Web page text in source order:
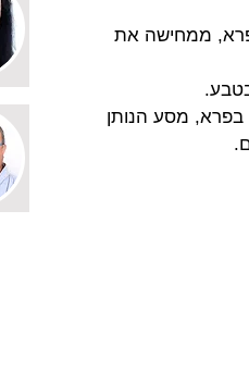
ממחישה את
מסע הנותן